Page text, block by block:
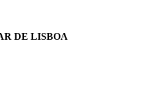
DE LISBOA